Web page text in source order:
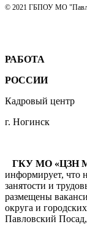
© 2021 ГБПОУ МО
РАБОТА
РОССИИ
Кадровый центр
г. Ногинск
ГКУ МО «ЦЗН
информирует, что
занятости и
размещены
округа и
Павловский